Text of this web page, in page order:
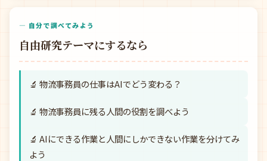
— 自分で調べてみよう
自由研究テーマにするなら
🔬 物流事務員の仕事はAIでどう変わる？
🔬 物流事務員に残る人間の役割を調べよう
🔬 AIにできる作業と人間にしかできない作業を分けてみ
よう